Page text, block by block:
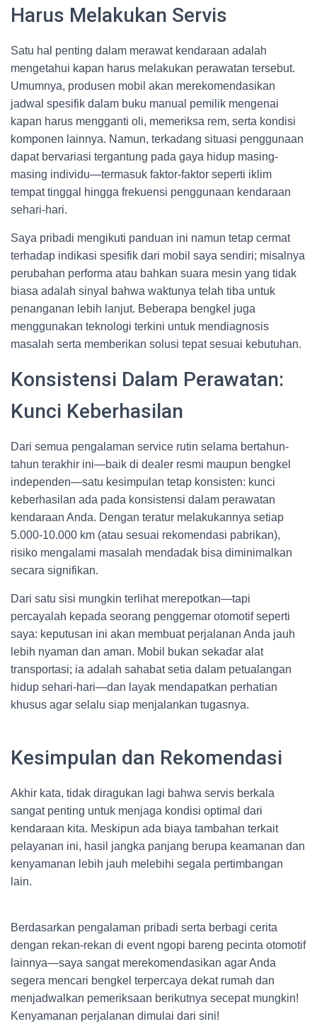
Harus Melakukan Servis
Satu hal penting dalam merawat kendaraan adalah
mengetahui kapan harus melakukan perawatan tersebut.
Umumnya, produsen mobil akan merekomendasikan
jadwal spesifik dalam buku manual pemilik mengenai
kapan harus mengganti oli, memeriksa rem, serta kondisi
komponen lainnya. Namun, terkadang situasi penggunaan
dapat bervariasi tergantung pada gaya hidup masing-
masing individu—termasuk faktor-faktor seperti iklim
tempat tinggal hingga frekuensi penggunaan kendaraan
sehari-hari.
Saya pribadi mengikuti panduan ini namun tetap cermat
terhadap indikasi spesifik dari mobil saya sendiri; misalnya
perubahan performa atau bahkan suara mesin yang tidak
biasa adalah sinyal bahwa waktunya telah tiba untuk
penanganan lebih lanjut. Beberapa bengkel juga
menggunakan teknologi terkini untuk mendiagnosis
masalah serta memberikan solusi tepat sesuai kebutuhan.
Konsistensi Dalam Perawatan:
Kunci Keberhasilan
Dari semua pengalaman service rutin selama bertahun-
tahun terakhir ini—baik di dealer resmi maupun bengkel
independen—satu kesimpulan tetap konsisten: kunci
keberhasilan ada pada konsistensi dalam perawatan
kendaraan Anda. Dengan teratur melakukannya setiap
5.000-10.000 km (atau sesuai rekomendasi pabrikan),
risiko mengalami masalah mendadak bisa diminimalkan
secara signifikan.
Dari satu sisi mungkin terlihat merepotkan—tapi
percayalah kepada seorang penggemar otomotif seperti
saya: keputusan ini akan membuat perjalanan Anda jauh
lebih nyaman dan aman. Mobil bukan sekadar alat
transportasi; ia adalah sahabat setia dalam petualangan
hidup sehari-hari—dan layak mendapatkan perhatian
khusus agar selalu siap menjalankan tugasnya.
Kesimpulan dan Rekomendasi
Akhir kata, tidak diragukan lagi bahwa servis berkala
sangat penting untuk menjaga kondisi optimal dari
kendaraan kita. Meskipun ada biaya tambahan terkait
pelayanan ini, hasil jangka panjang berupa keamanan dan
kenyamanan lebih jauh melebihi segala pertimbangan
lain.
Berdasarkan pengalaman pribadi serta berbagi cerita
dengan rekan-rekan di event ngopi bareng pecinta otomotif
lainnya—saya sangat merekomendasikan agar Anda
segera mencari bengkel terpercaya dekat rumah dan
menjadwalkan pemeriksaan berikutnya secepat mungkin!
Kenyamanan perjalanan dimulai dari sini!